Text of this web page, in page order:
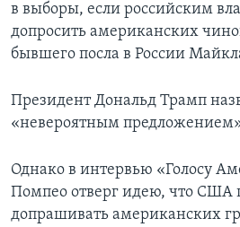
в выборы, если российским
допросить американских
бывшего посла в России
Президент Дональд Трамп
«невероятным
Однако в интервью «Голосу
Помпео отверг идею, что США
допрашивать американских